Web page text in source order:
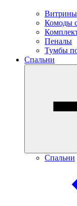
Витрины
Комоды
Пеналы
Тумбы
Спальни
Спальни